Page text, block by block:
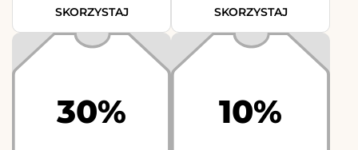
SKORZYSTAJ SKORZYSTAJ
30% 10%